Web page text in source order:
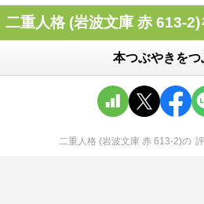
二重人格 (岩波文庫 赤 613-
本つぶやきをつ
二重人格 (岩波文庫 赤 613-2)の